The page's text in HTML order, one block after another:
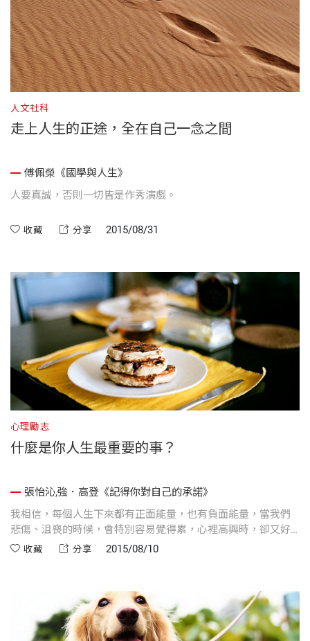
人文社科
走上人生的正途，全在自己一念之間
傅佩榮《國學與人生》
人要真誠，否則一切皆是作秀演戲。
收藏 分享 2015/08/31
心理勵志
什麼是你人生最重要的事？
張怡沁,強．高登《記得你對自己的承諾》
我相信，每個人生下來都有正面能量，也有負面能量，當我們
悲傷、沮喪的時候，會特別容易覺得累，心裡高興時，卻又好
像怎麼樣都不會累，這就是正面思考的力量。
收藏 分享 2015/08/10